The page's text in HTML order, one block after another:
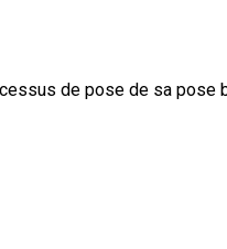
de pose de sa pose